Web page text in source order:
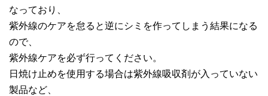
なっており、
紫外線のケアを怠ると逆にシミを作ってしまう結果になる
ので、
紫外線ケアを必ず行ってください。
日焼け止めを使用する場合は紫外線吸収剤が入っていない
製品など、